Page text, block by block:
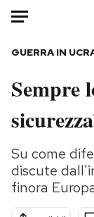
HOME
Italia
Politica
Tecnologia
GUERRA IN
Sempre
Su come
discute
finora